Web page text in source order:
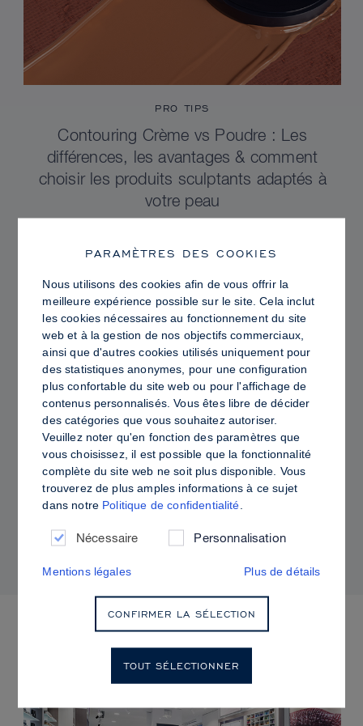
PRO TIPS
Contouring Crème vs Poudre : Les
différences, les avantages & comment
choisir les produits sculptants adaptés à
votre peau
PRO TIPS
Peau Lumineuse vs Peau Grasse :
Comment utiliser Sculpt & Glow pour un fini
radieux à la brillance contrôlée
PROCHAINS ÉVÈNEMENTS
PARAMÈTRES DES COOKIES
Nous utilisons des cookies afin de vous offrir la
meilleure expérience possible sur le site. Cela inclut
les cookies nécessaires au fonctionnement du site
web et à la gestion de nos objectifs commerciaux,
ainsi que d'autres cookies utilisés uniquement pour
des statistiques anonymes, pour une configuration
plus confortable du site web ou pour l'affichage de
contenus personnalisés. Vous êtes libre de décider
des catégories que vous souhaitez autoriser.
Veuillez noter qu'en fonction des paramètres que
vous choisissez, il est possible que la fonctionnalité
complète du site web ne soit plus disponible. Vous
trouverez de plus amples informations à ce sujet
dans notre Politique de confidentialité
Nécessaire Personnalisation
Mentions légales Plus de détails
CONFIRMER LA SÉLECTION
TOUT SÉLECTIONNER